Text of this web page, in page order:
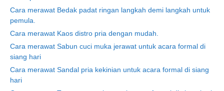
Cara merawat Bedak padat ringan langkah demi langkah untuk
pemula.
Cara merawat Kaos distro pria dengan mudah.
Cara merawat Sabun cuci muka jerawat untuk acara formal di
siang hari
Cara merawat Sandal pria kekinian untuk acara formal di siang
hari